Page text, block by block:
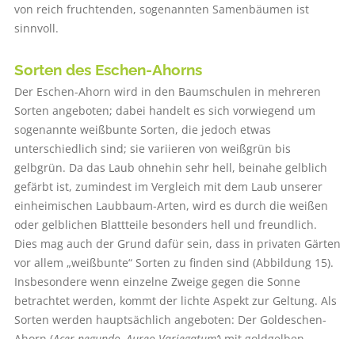
von reich fruchtenden, sogenannten Samenbäumen ist
sinnvoll.
Sorten des Eschen-Ahorns
Der Eschen-Ahorn wird in den Baumschulen in mehreren
Sorten angeboten; dabei handelt es sich vorwiegend um
sogenannte weißbunte Sorten, die jedoch etwas
unterschiedlich sind; sie variieren von weißgrün bis
gelbgrün. Da das Laub ohnehin sehr hell, beinahe gelblich
gefärbt ist, zumindest im Vergleich mit dem Laub unserer
einheimischen Laubbaum-Arten, wird es durch die weißen
oder gelblichen Blattteile besonders hell und freundlich.
Dies mag auch der Grund dafür sein, dass in privaten Gärten
vor allem „weißbunte“ Sorten zu finden sind (Abbildung 15).
Insbesondere wenn einzelne Zweige gegen die Sonne
betrachtet werden, kommt der lichte Aspekt zur Geltung. Als
Sorten werden hauptsächlich angeboten: Der Goldeschen-